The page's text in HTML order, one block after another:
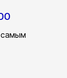
самым